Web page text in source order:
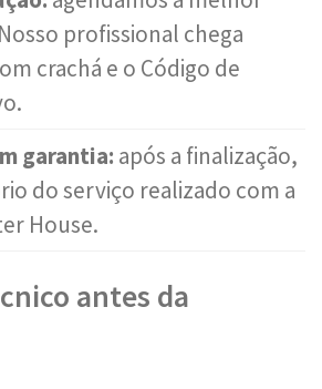
profissional chega
crachá e o Código de
garantia: após a finalização,
do serviço realizado com a
House.
antes da